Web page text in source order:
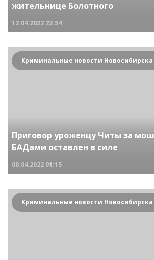
жительнице Болотного
12.04.2022 22:54
Приговор уроженцу Читы за
БАДами оставлен в силе
08.04.2022 01:15